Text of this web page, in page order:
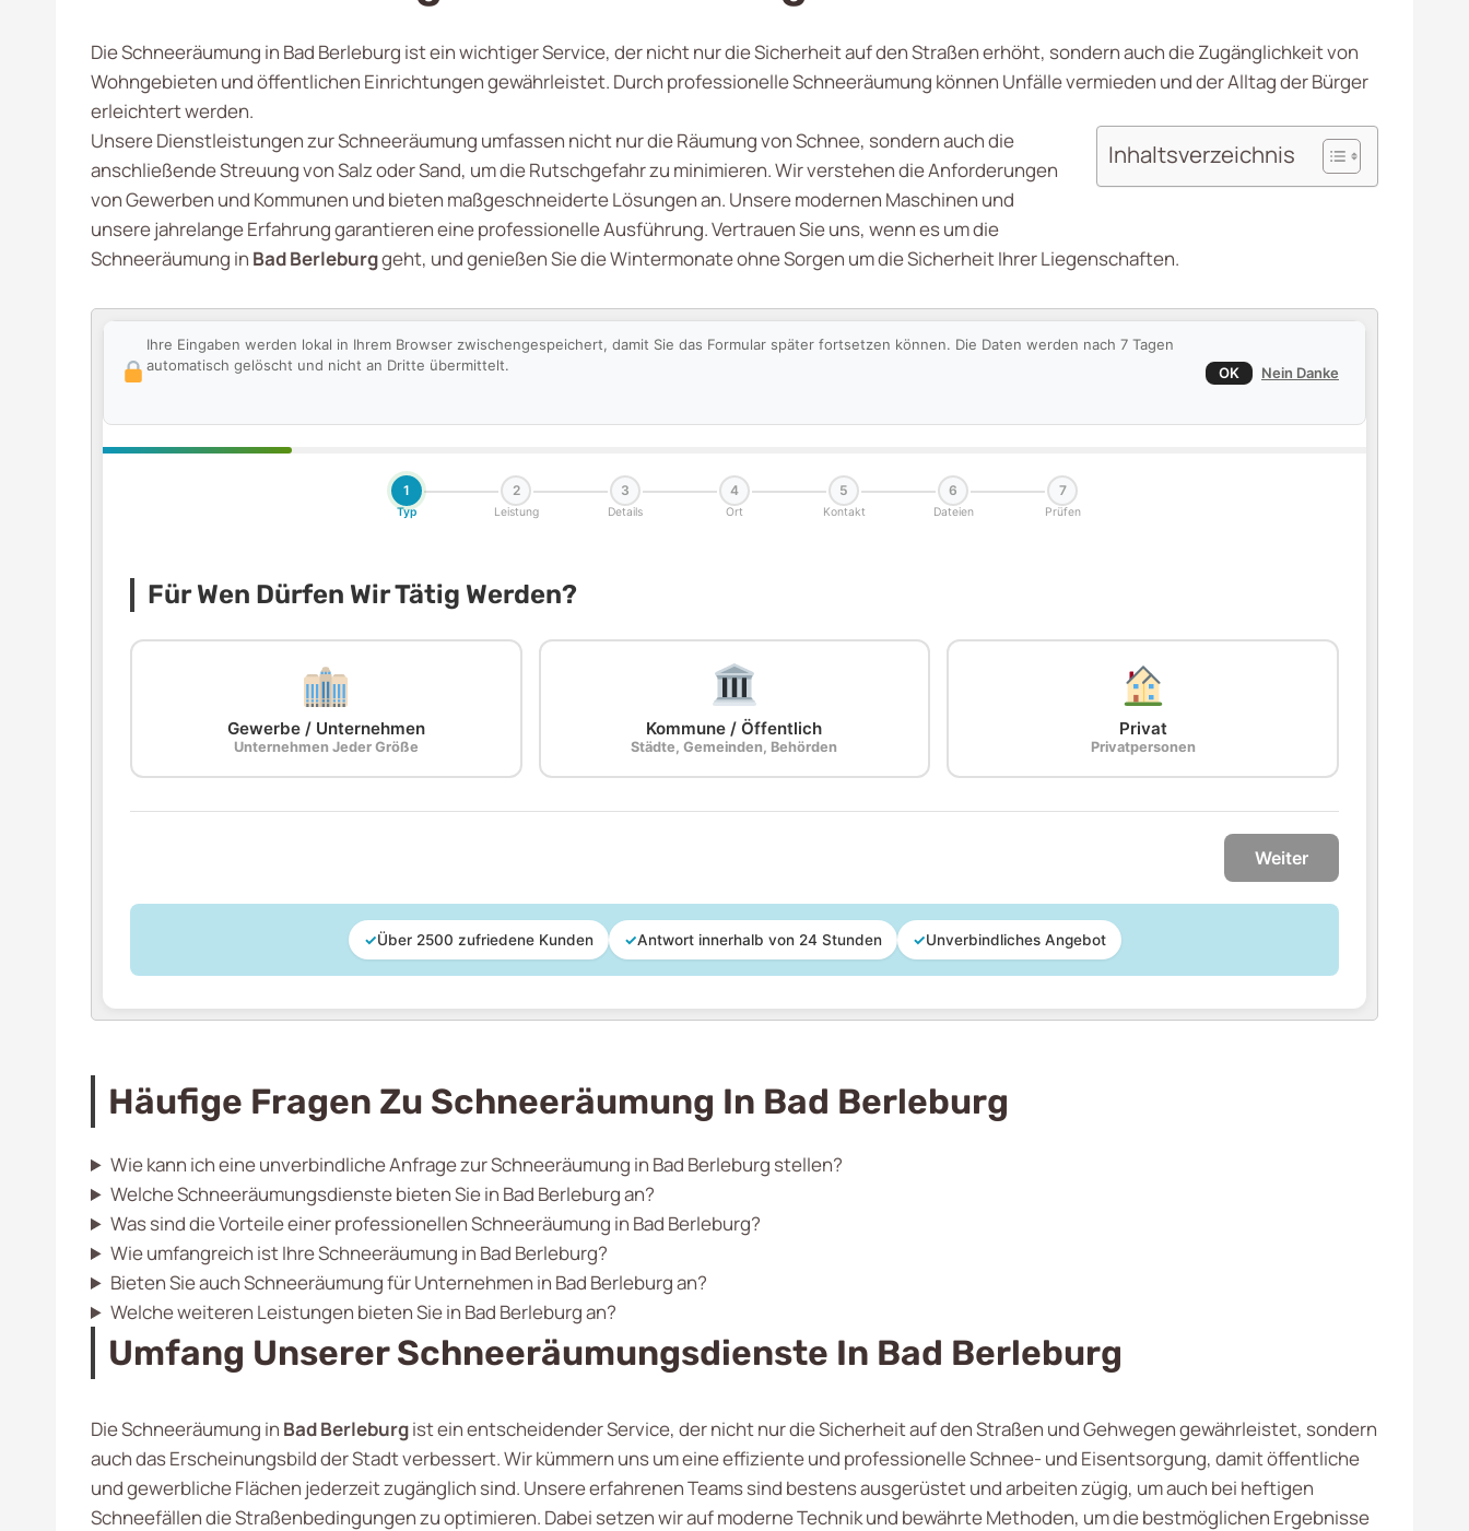
Die Schneeräumung in Bad Berleburg ist ein wichtiger Service, der nicht nur die Sicherheit auf den Straßen erhöht, sondern auch die Zugänglichkeit von
Wohngebieten und öffentlichen Einrichtungen gewährleistet. Durch professionelle Schneeräumung können Unfälle vermieden und der Alltag der Bürger
erleichtert werden.
Inhaltsverzeichnis
Unsere Dienstleistungen zur Schneeräumung umfassen nicht nur die Räumung von Schnee, sondern auch die
anschließende Streuung von Salz oder Sand, um die Rutschgefahr zu minimieren. Wir verstehen die Anforderungen
von Gewerben und Kommunen und bieten maßgeschneiderte Lösungen an. Unsere modernen Maschinen und
unsere jahrelange Erfahrung garantieren eine professionelle Ausführung. Vertrauen Sie uns, wenn es um die
Schneeräumung in Bad Berleburggeht, und genießen Sie die Wintermonate ohne Sorgen um die Sicherheit Ihrer Liegenschaften.
Ihre Eingaben werden lokal in Ihrem Browser zwischengespeichert, damit Sie das Formular später fortsetzen können. Die Daten werden nach 7 Tagen
automatisch gelöscht und nicht an Dritte übermittelt.
OK Nein Danke
1
Typ
2
Leistung
3
Details
4
Ort
5
Kontakt
6
Dateien
7
Prüfen
Für Wen Dürfen Wir Tätig Werden?
Gewerbe / Unternehmen
Unternehmen Jeder Größe
Kommune / Öffentlich
Städte, Gemeinden, Behörden
Privat
Privatpersonen
Weiter
✓Über 2500 zufriedene Kunden ✓Antwort innerhalb von 24 Stunden ✓Unverbindliches Angebot
Häufige Fragen Zu Schneeräumung In Bad Berleburg
Wie kann ich eine unverbindliche Anfrage zur Schneeräumung in Bad Berleburg stellen?
Welche Schneeräumungsdienste bieten Sie in Bad Berleburg an?
Was sind die Vorteile einer professionellen Schneeräumung in Bad Berleburg?
Wie umfangreich ist Ihre Schneeräumung in Bad Berleburg?
Bieten Sie auch Schneeräumung für Unternehmen in Bad Berleburg an?
Welche weiteren Leistungen bieten Sie in Bad Berleburg an?
Umfang Unserer Schneeräumungsdienste In Bad Berleburg
Die Schneeräumung in Bad Berleburgist ein entscheidender Service, der nicht nur die Sicherheit auf den Straßen und Gehwegen gewährleistet, sondern
auch das Erscheinungsbild der Stadt verbessert. Wir kümmern uns um eine effiziente und professionelle Schnee- und Eisentsorgung, damit öffentliche
und gewerbliche Flächen jederzeit zugänglich sind. Unsere erfahrenen Teams sind bestens ausgerüstet und arbeiten zügig, um auch bei heftigen
Schneefällen die Straßenbedingungen zu optimieren. Dabei setzen wir auf moderne Technik und bewährte Methoden, um die bestmöglichen Ergebnisse